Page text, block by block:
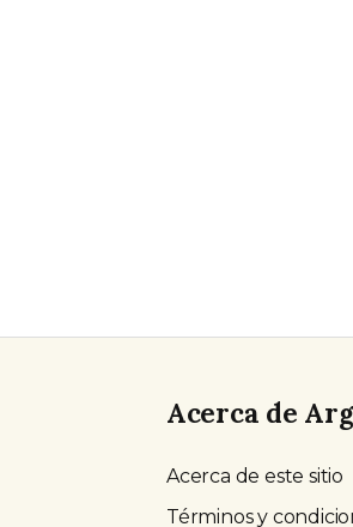
Acerca de
Acerca de este sitio
Términos y